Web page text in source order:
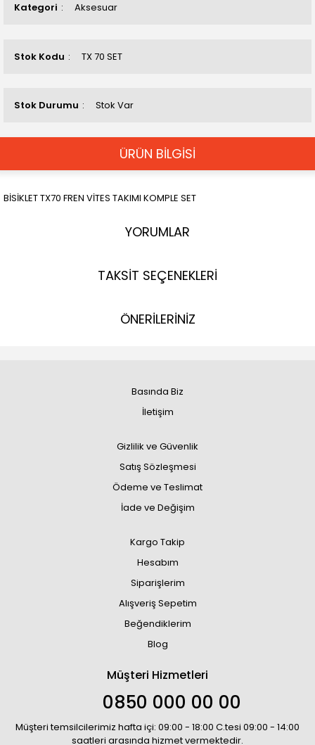
Kategori Aksesuar
Stok Kodu TX 70 SET
Stok Durumu Stok Var
ÜRÜN BİLGİSİ
BİSİKLET TX70 FREN VİTES TAKIMI KOMPLE SET
YORUMLAR
TAKSİT SEÇENEKLERİ
ÖNERİLERİNİZ
Basında Biz
İletişim
Gizlilik ve Güvenlik
Satış Sözleşmesi
Ödeme ve Teslimat
İade ve Değişim
Kargo Takip
Hesabım
Siparişlerim
Alışveriş Sepetim
Beğendiklerim
Blog
Müşteri Hizmetleri
0850 000 00 00
Müşteri temsilcilerimiz hafta içi: 09:00 - 18:00 C.tesi 09:00 - 14:00
saatleri arasında hizmet vermektedir.